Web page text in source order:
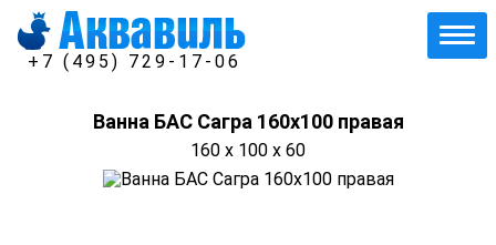
+7 (495) 729-17-06
Ванна БАС Сагра 160х100 правая
160 x 100 x 60